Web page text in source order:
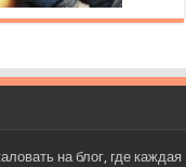
на блог, где каждая